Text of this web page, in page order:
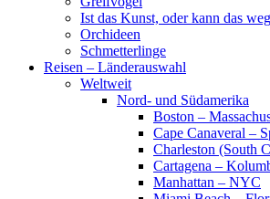
Ist das Kunst, oder kann das
Orchideen
Schmetterlinge
Reisen – Länderauswahl
Weltweit
Nord- und Südamerika
Boston –
Cape Canaveral –
Charleston (South
Cartagena –
Manhattan – NYC